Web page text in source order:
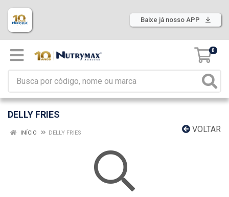
Baixe já nosso APP
0
DELLY FRIES
VOLTAR
INÍCIO DELLY FRIES